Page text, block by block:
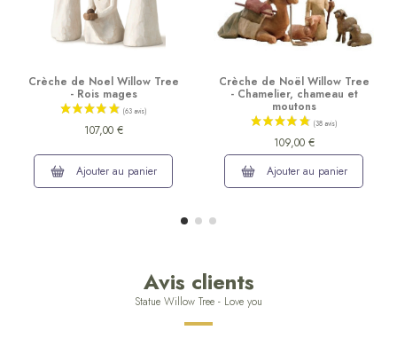
Crèche de Noel Willow Tree
- Rois mages
107,00 €
Ajouter au panier
Crèche de Noël Willow Tree
- Chamelier, chameau et
moutons
109,00 €
Ajouter au panier
Avis clients
Statue Willow Tree - Love you